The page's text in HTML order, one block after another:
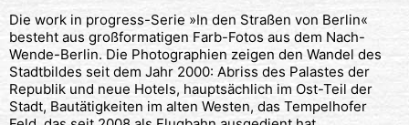
Die work in progress-Serie »In den Straßen von Berlin«
besteht aus großformatigen Farb-Fotos aus dem Nach-
Wende-Berlin. Die Photographien zeigen den Wandel des
Stadtbildes seit dem Jahr 2000: Abriss des Palastes der
Republik und neue Hotels, hauptsächlich im Ost-Teil der
Stadt, Bautätigkeiten im alten Westen, das Tempelhofer